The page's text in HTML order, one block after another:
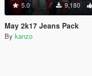
5.0 9,180
May 2k17 Jeans Pack
By kanzo